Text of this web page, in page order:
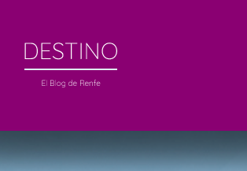
contenido